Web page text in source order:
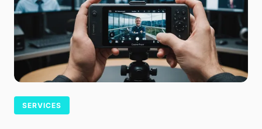
SERVICES